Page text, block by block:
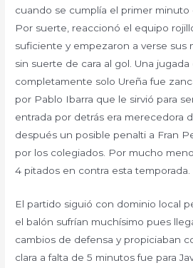
cuando se cumplía el primer minuto
Por suerte, reaccionó el equipo
suficiente y empezaron a verse sus
sin suerte de cara al gol. Una
completamente solo Ureña fue
por Pablo Ibarra que le sirvió para
entrada por detrás era merecedora
después un posible penalti a Fran
por los colegiados. Por mucho
4 pitados en contra esta temporada.
El partido siguió con dominio local
el balón sufrían muchísimo pues
cambios de defensa y propiciaban
clara a falta de 5 minutos fue para